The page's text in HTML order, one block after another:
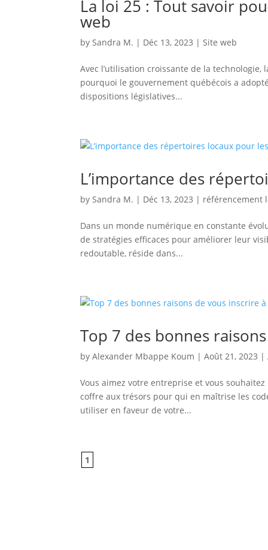
La loi 25 : Tout savoir
web
by Sandra M. | Déc 13, 2023 | Site web
Avec l’utilisation croissante de la
pourquoi le gouvernement québécois a
dispositions législatives...
L’importance des
by Sandra M. | Déc 13, 2023 | référencement
Dans un monde numérique en constante
de stratégies efficaces pour améliorer leur
redoutable, réside dans...
Top 7 des bonnes
byAlexander Mbappe Koum |Août 21, 2023 |
Vous aimez votre entreprise et vous
coffre aux trésors pour qui en maîtrise les
utiliser en faveur de votre...
1